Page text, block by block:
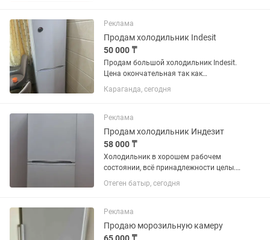
Реклама
Продам холодильник Indesit
50 000 ₸
Продам большой холодильник Indesit.
Цена окончательная так как
холодильник в отличном состоянии.
Все ящики целые. В ремонте никогда не
Караганда, сегодня
Реклама
Продам холодильник Индезит
58 000 ₸
Холодильник в хорошем рабочем
состоянии, всё принадлежности целы.
Только надо поменять резину на
Отеген батыр, сегодня
Реклама
Продаю морозильную камеру